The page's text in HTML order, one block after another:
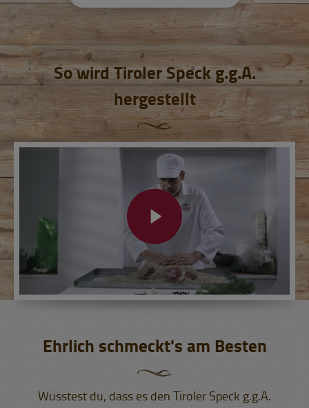
So wird Tiroler Speck g.g.A.
hergestellt
Ehrlich schmeckt's am Besten
Wusstest du, dass es den Tiroler Speck g.g.A.